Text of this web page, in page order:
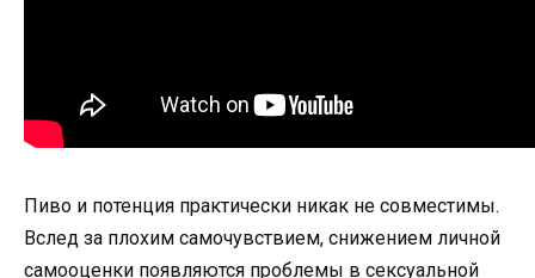
Пиво и потенция практически никак не совместимы.
Вслед за плохим самочувствием, снижением личной
самооценки появляются проблемы в сексуальной